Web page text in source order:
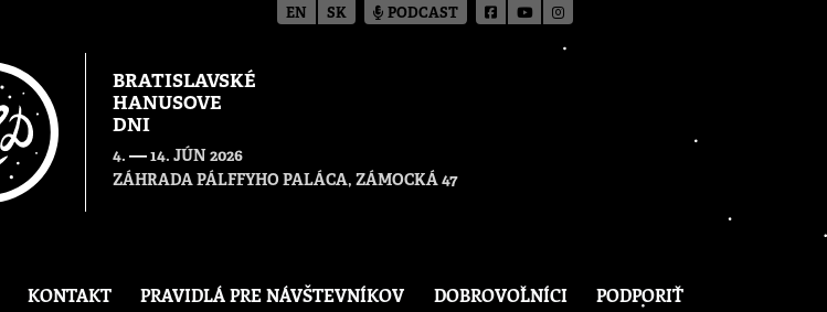
BRATISLAVSKÉ
HANUSOVE
DNI
4. — 14. JÚN 2026
ZÁHRADA PÁLFFYHO PALÁCA, ZÁMOCKÁ 47
KONTAKT PRAVIDLÁ PRE NÁVŠTEVNÍKOV DOBROVOĽNÍCI PODPORIŤ
EN SK PODCAST